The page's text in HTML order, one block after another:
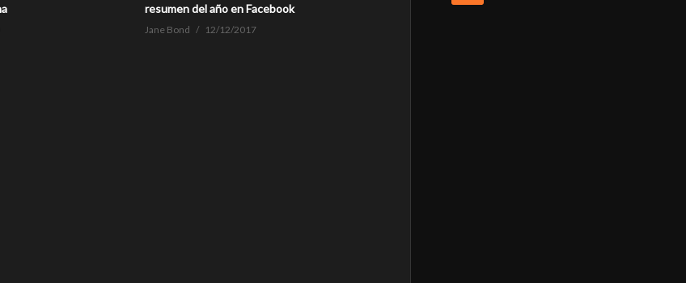
resumen del año en Facebook
Jane Bond 12/12/2017